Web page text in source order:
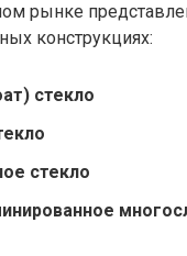
рынке
конструкциях:
стекло
стекло